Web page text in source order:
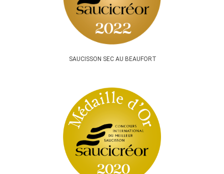
SAUCISSON SEC AU BEAUFORT